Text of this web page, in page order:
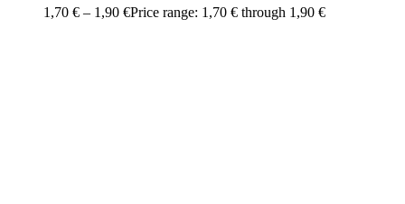
1,70 € – 1,90 €Price range: 1,70 € through 1,90 €